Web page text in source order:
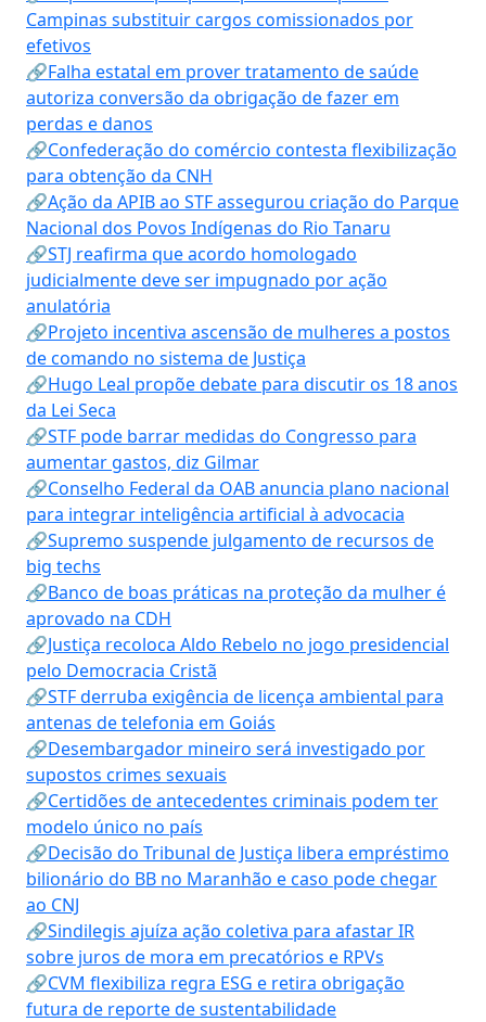
Campinas substituir cargos comissionados por
efetivos
🔗Falha estatal em prover tratamento de saúde
autoriza conversão da obrigação de fazer em
perdas e danos
🔗Confederação do comércio contesta flexibilização
para obtenção da CNH
🔗Ação da APIB ao STF assegurou criação do Parque
Nacional dos Povos Indígenas do Rio Tanaru
🔗STJ reafirma que acordo homologado
judicialmente deve ser impugnado por ação
anulatória
🔗Projeto incentiva ascensão de mulheres a postos
de comando no sistema de Justiça
🔗Hugo Leal propõe debate para discutir os 18 anos
da Lei Seca
🔗STF pode barrar medidas do Congresso para
aumentar gastos, diz Gilmar
🔗Conselho Federal da OAB anuncia plano nacional
para integrar inteligência artificial à advocacia
🔗Supremo suspende julgamento de recursos de
big techs
🔗Banco de boas práticas na proteção da mulher é
aprovado na CDH
🔗Justiça recoloca Aldo Rebelo no jogo presidencial
pelo Democracia Cristã
🔗STF derruba exigência de licença ambiental para
antenas de telefonia em Goiás
🔗Desembargador mineiro será investigado por
supostos crimes sexuais
🔗Certidões de antecedentes criminais podem ter
modelo único no país
🔗Decisão do Tribunal de Justiça libera empréstimo
bilionário do BB no Maranhão e caso pode chegar
ao CNJ
🔗Sindilegis ajuíza ação coletiva para afastar IR
sobre juros de mora em precatórios e RPVs
🔗CVM flexibiliza regra ESG e retira obrigação
futura de reporte de sustentabilidade